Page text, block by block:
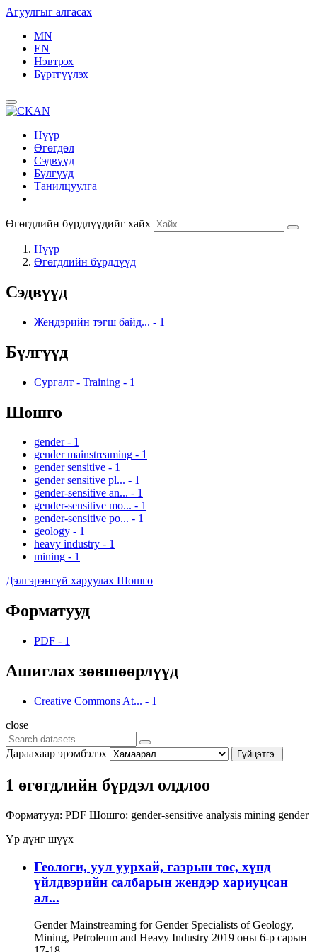
Агуулгыг алгасах
MN
EN
Нэвтрэх
Бүртгүүлэх
Нүүр
Өгөгдөл
Сэдвүүд
Бүлгүүд
Танилцуулга
Өгөгдлийн бүрдлүүдийг хайх
Нүүр
Өгөгдлийн бүрдлүүд
Сэдвүүд
Жендэрийн тэгш байд... - 1
Бүлгүүд
Сургалт - Training - 1
Шошго
gender - 1
gender mainstreaming - 1
gender sensitive - 1
gender sensitive pl... - 1
gender-sensitive an... - 1
gender-sensitive mo... - 1
gender-sensitive po... - 1
geology - 1
heavy industry - 1
mining - 1
Дэлгэрэнгүй харуулах Шошго
Форматууд
PDF - 1
Ашиглах зөвшөөрлүүд
Creative Commons At... - 1
close
Дараахаар эрэмбэлэх Гүйцэтгэ.
1 өгөгдлийн бүрдэл олдлоо
Форматууд: PDF Шошго: gender-sensitive analysis mining gender
Үр дүнг шүүх
Геологи, уул уурхай, газрын тос, хүнд
үйлдвэрийн салбарын жендэр хариуцсан
ал...
Gender Mainstreaming for Gender Specialists of Geology,
Mining, Petroleum and Heavy Industry 2019 оны 6-р сарын